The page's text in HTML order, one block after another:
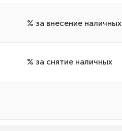
% за внесение наличных
% за снятие наличных